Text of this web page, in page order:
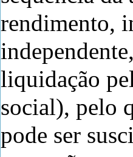
rendimento,
liquidação
social), pelo
pode ser